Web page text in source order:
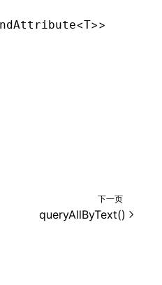
<T>>
下一页
queryAllByText()